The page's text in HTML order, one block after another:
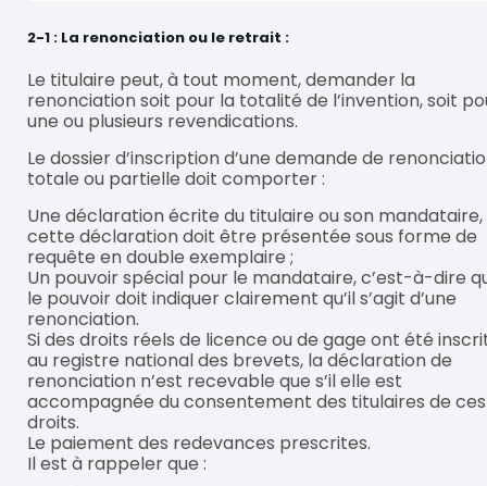
2-1 : La renonciation ou le retrait :
Le titulaire peut, à tout moment, demander la
renonciation soit pour la totalité de l’invention, soit
une ou plusieurs revendications.
Le dossier d’inscription d’une demande de
totale ou partielle doit comporter :
Une déclaration écrite du titulaire ou son mandataire,
cette déclaration doit être présentée sous forme de
requête en double exemplaire ;
Un pouvoir spécial pour le mandataire, c’est-à-dire
le pouvoir doit indiquer clairement qu’il s’agit d’une
renonciation.
Si des droits réels de licence ou de gage ont été
au registre national des brevets, la déclaration de
renonciation n’est recevable que s’il elle est
accompagnée du consentement des titulaires de ces
droits.
Le paiement des redevances prescrites.
Il est à rappeler que :